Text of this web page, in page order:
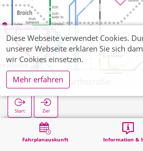
Fahrplanauskunft Information &
Mariadorf Wirthstraße
Start Ziel
Mariadorf Wirthstraße
Diese Webseite verwendet Cookies.
unserer Webseite erklären Sie sich
wir Cookies einsetzen.
Mehr erfahren